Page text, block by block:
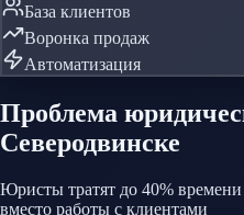
База клиентов
Воронка продаж
Автоматизация
Проблема
Северодвинске
Юристы тратят до 40%
вместо работы с клиентами